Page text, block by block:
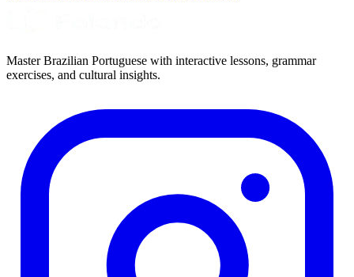
Master Brazilian Portuguese with interactive lessons, grammar
exercises, and cultural insights.